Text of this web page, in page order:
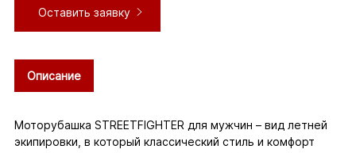
Оставить заявку
Описание
(активная
Моторубашка STREETFIGHTER для мужчин – вид летней
экипировки, в который классический стиль и комфорт